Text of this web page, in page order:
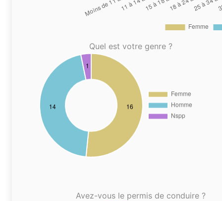
Quel est votre genre ?
Avez-vous le permis de conduire ?